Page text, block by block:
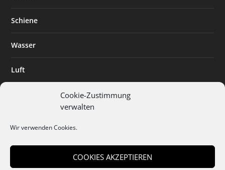
Cookie-Zustimmung
verwalten
Wir verwenden Cookies.
COOKIES AKZEPTIEREN
Schiene
Wasser
Luft
Digitalisierung